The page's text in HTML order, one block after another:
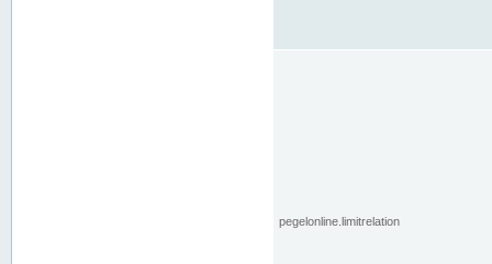
pegelonline.limitrelation